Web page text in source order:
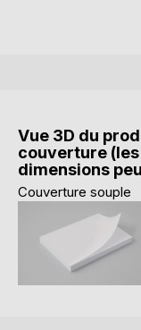
Vue 3D du
couverture
dimensions
Couverture souple